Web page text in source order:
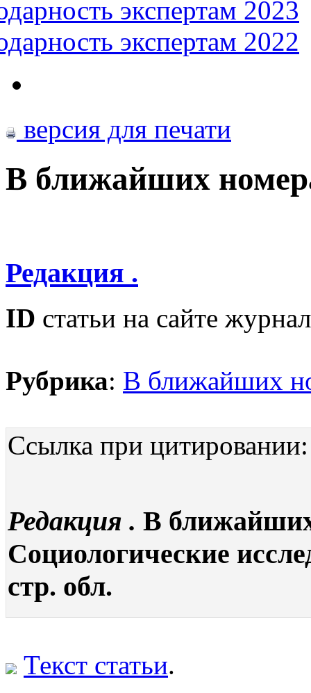
экспертам 2023
экспертам 2022
версия для печати
В ближайших
Редакция .
ID статьи на сайте
Рубрика: В ближайших
Ссылка при цитировании:
Редакция . В
Социологические
стр. обл.
Текст статьи.